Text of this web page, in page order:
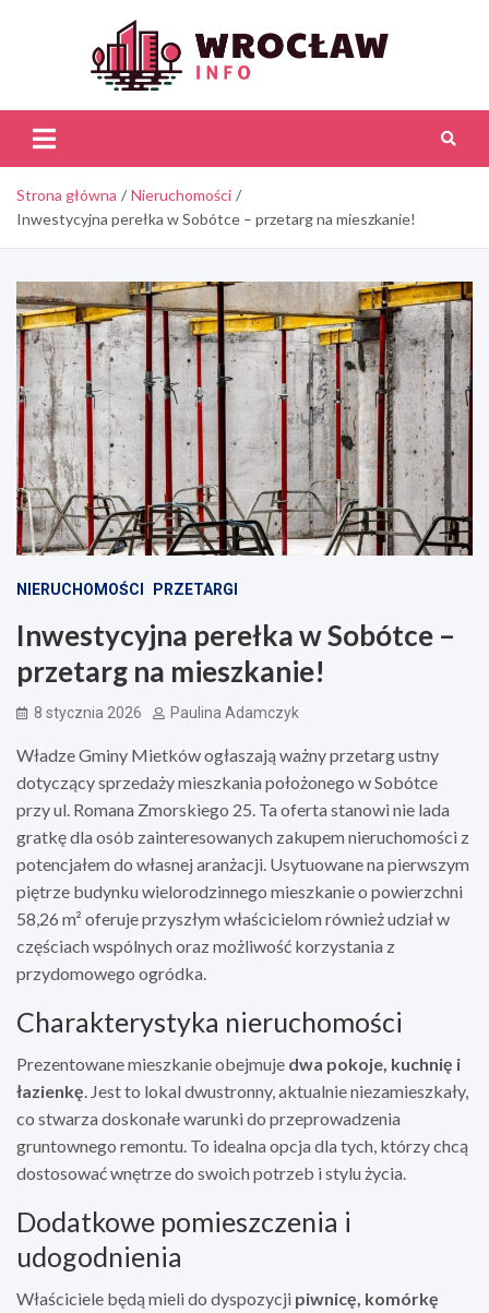
Strona główna
Nieruchomości
Inwestycyjna perełka w Sobótce – przetarg na mieszkanie!
NIERUCHOMOŚCI PRZETARGI
Inwestycyjna perełka w Sobótce –
przetarg na mieszkanie!
8 stycznia 2026 Paulina Adamczyk
Władze Gminy Mietków ogłaszają ważny przetarg ustny
dotyczący sprzedaży mieszkania położonego w Sobótce
przy ul. Romana Zmorskiego 25. Ta oferta stanowi nie lada
gratkę dla osób zainteresowanych zakupem nieruchomości z
potencjałem do własnej aranżacji. Usytuowane na pierwszym
piętrze budynku wielorodzinnego mieszkanie o powierzchni
58,26 m² oferuje przyszłym właścicielom również udział w
częściach wspólnych oraz możliwość korzystania z
przydomowego ogródka.
Charakterystyka nieruchomości
Prezentowane mieszkanie obejmuje dwa pokoje, kuchnię i
łazienkę. Jest to lokal dwustronny, aktualnie niezamieszkały,
co stwarza doskonałe warunki do przeprowadzenia
gruntownego remontu. To idealna opcja dla tych, którzy chcą
dostosować wnętrze do swoich potrzeb i stylu życia.
Dodatkowe pomieszczenia i
udogodnienia
Właściciele będą mieli do dyspozycji piwnicę, komórkę